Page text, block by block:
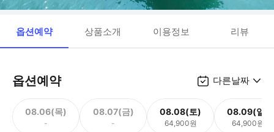
옵션예약 상품소개 이용정보 리뷰
옵션예약 다른날짜
08.06(목)
-
08.07(금)
-
08.08(토)
64,900원
08.09(일)
64,900원